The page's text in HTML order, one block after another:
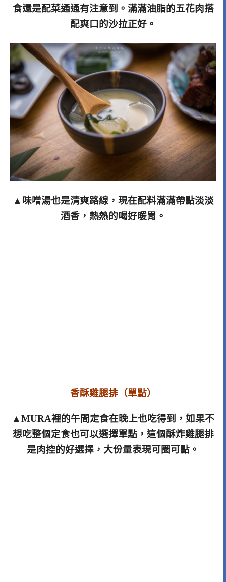
食還是配菜通通有注意到。滿滿油脂的五花肉搭
配爽口的沙拉正好。
▲味噌湯也是清爽路線，現在配料滿滿帶點淡淡
酒香，熱熱的喝好暖胃。
香酥雞腿排（單點）
▲MURA裡的午間定食在晚上也吃得到，如果不
想吃整個定食也可以選擇單點，這個酥炸雞腿排
是肉控的好選擇，大份量表現可圈可點。